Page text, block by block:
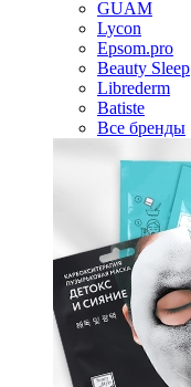
GUAM
Lycon
Epsom.pro
Beauty Sleep
Librederm
Batiste
Все бренды